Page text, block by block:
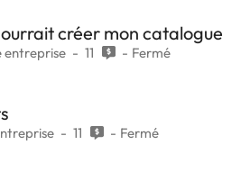
créer mon catalogue
entreprise 11 Fermé
11 Fermé